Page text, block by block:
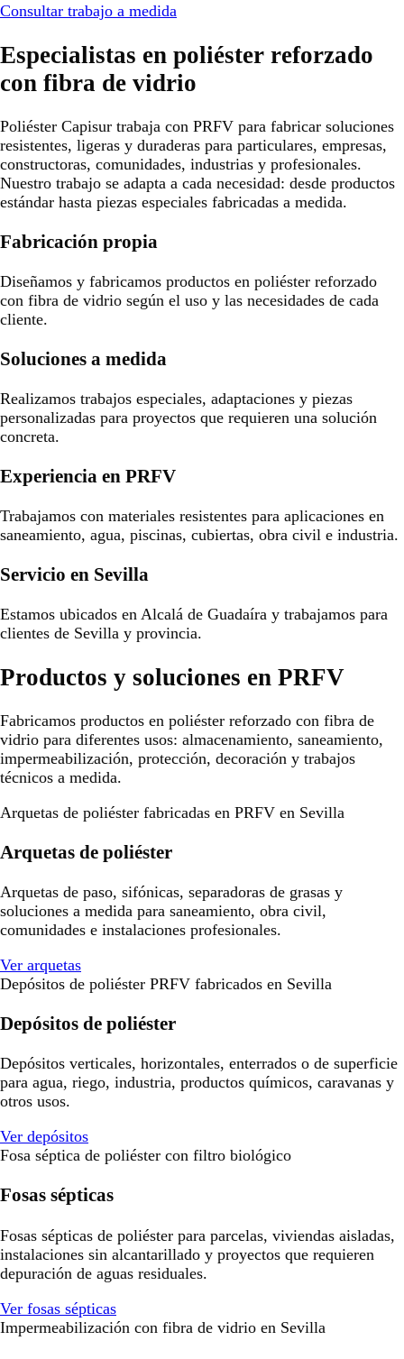
Consultar trabajo a medida
Especialistas en poliéster reforzado
con fibra de vidrio
Poliéster Capisur trabaja con PRFV para fabricar soluciones
resistentes, ligeras y duraderas para particulares, empresas,
constructoras, comunidades, industrias y profesionales.
Nuestro trabajo se adapta a cada necesidad: desde productos
estándar hasta piezas especiales fabricadas a medida.
Fabricación propia
Diseñamos y fabricamos productos en poliéster reforzado
con fibra de vidrio según el uso y las necesidades de cada
cliente.
Soluciones a medida
Realizamos trabajos especiales, adaptaciones y piezas
personalizadas para proyectos que requieren una solución
concreta.
Experiencia en PRFV
Trabajamos con materiales resistentes para aplicaciones en
saneamiento, agua, piscinas, cubiertas, obra civil e industria.
Servicio en Sevilla
Estamos ubicados en Alcalá de Guadaíra y trabajamos para
clientes de Sevilla y provincia.
Productos y soluciones en PRFV
Fabricamos productos en poliéster reforzado con fibra de
vidrio para diferentes usos: almacenamiento, saneamiento,
impermeabilización, protección, decoración y trabajos
técnicos a medida.
Arquetas de poliéster fabricadas en PRFV en Sevilla
Arquetas de poliéster
Arquetas de paso, sifónicas, separadoras de grasas y
soluciones a medida para saneamiento, obra civil,
comunidades e instalaciones profesionales.
Ver arquetas
Depósitos de poliéster PRFV fabricados en Sevilla
Depósitos de poliéster
Depósitos verticales, horizontales, enterrados o de superficie
para agua, riego, industria, productos químicos, caravanas y
otros usos.
Ver depósitos
Fosa séptica de poliéster con filtro biológico
Fosas sépticas
Fosas sépticas de poliéster para parcelas, viviendas aisladas,
instalaciones sin alcantarillado y proyectos que requieren
depuración de aguas residuales.
Ver fosas sépticas
Impermeabilización con fibra de vidrio en Sevilla